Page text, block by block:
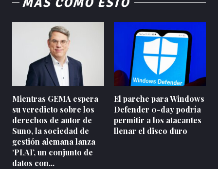
Mientras GEMA espera
su veredicto sobre los
derechos de autor de
Suno, la sociedad de
gestión alemana lanza
‘PLAI’, un conjunto de
datos con...
El parche para Windows
Defender 0-day podría
permitir a los atacantes
llenar el disco duro